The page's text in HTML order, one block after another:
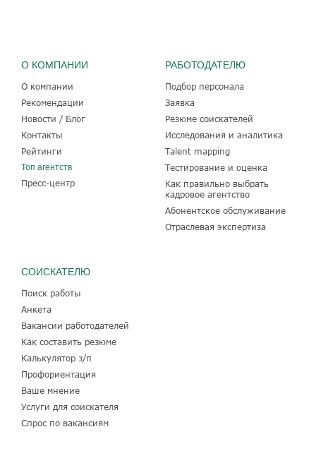
О КОМПАНИИ
О компании
Рекомендации
Новости / Блог
Контакты
Рейтинги
Топ агентств
Пресс-центр
РАБОТОДАТЕЛЮ
Подбор персонала
Заявка
Резюме соискателей
Исследования и аналитика
Talent mapping
Тестирование и оценка
Как правильно выбрать
кадровое агентство
Абонентское обслуживание
Отраслевая экспертиза
СОИСКАТЕЛЮ
Поиск работы
Анкета
Вакансии работодателей
Как составить резюме
Калькулятор з/п
Профориентация
Ваше мнение
Услуги для соискателя
Спрос по вакансиям